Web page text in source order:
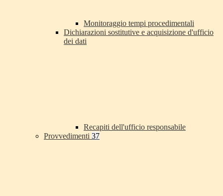
Monitoraggio tempi procedimentali
Dichiarazioni sostitutive e acquisizione d'ufficio
dei dati
Recapiti dell'ufficio responsabile
Provvedimenti 37